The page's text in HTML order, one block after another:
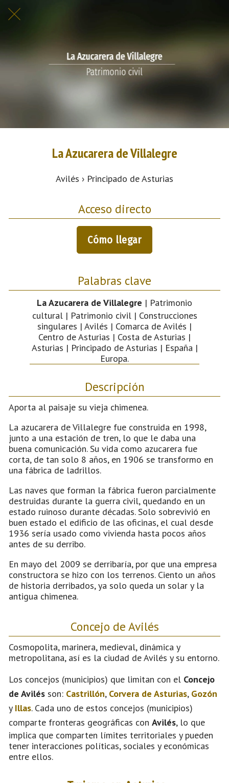
La Azucarera de Villalegre
Avilés › Principado de Asturias
Acceso directo
Cómo llegar
Palabras clave
La Azucarera de Villalegre | Patrimonio
cultural | Patrimonio civil | Construcciones
singulares | Avilés | Comarca de Avilés |
Centro de Asturias | Costa de Asturias |
Asturias | Principado de Asturias | España |
Europa.
Descripción
Aporta al paisaje su vieja chimenea.
La azucarera de Villalegre fue construida en 1998,
junto a una estación de tren, lo que le daba una
buena comunicación. Su vida como azucarera fue
corta, de tan solo 8 años, en 1906 se transformo en
una fábrica de ladrillos.
Las naves que forman la fábrica fueron parcialmente
destruidas durante la guerra civil, quedando en un
estado ruinoso durante décadas. Solo sobrevivió en
buen estado el edificio de las oficinas, el cual desde
1936 sería usado como vivienda hasta pocos años
antes de su derribo.
En mayo del 2009 se derribaría, por que una empresa
constructora se hizo con los terrenos. Ciento un años
de historia derribados, ya solo queda un solar y la
antigua chimenea.
Concejo de Avilés
Cosmopolita, marinera, medieval, dinámica y
metropolitana, así es la ciudad de Avilés y su entorno.
Los concejos (municipios) que limitan con el Concejo
de Avilés son: Castrillón, Corvera de Asturias, Gozón
y Illas. Cada uno de estos concejos (municipios)
comparte fronteras geográficas con Avilés, lo que
implica que comparten límites territoriales y pueden
tener interacciones políticas, sociales y económicas
entre ellos.